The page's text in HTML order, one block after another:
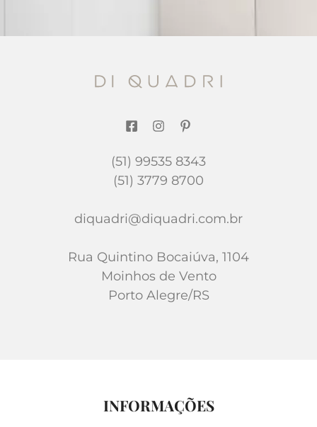
(51) 99535 8343
(51) 3779 8700
diquadri@diquadri.com.br
Rua Quintino Bocaiúva, 1104
Moinhos de Vento
Porto Alegre/RS
INFORMAÇÕES